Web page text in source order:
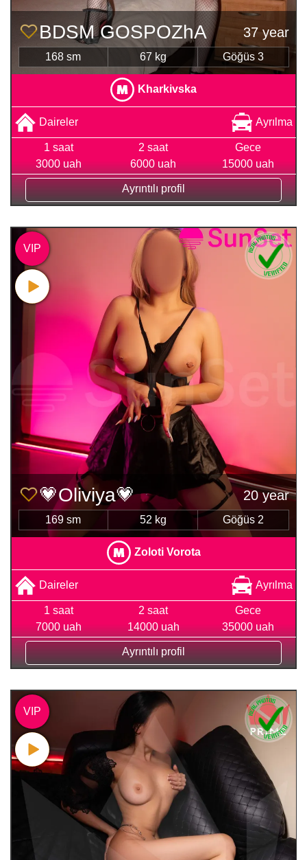
BDSM GOSPOZhA 37 year
168 sm 67 kg Göğüs 3
Kharkivska
Daireler Ayrılma
1 saat
3000 uah
2 saat
6000 uah
Gece
15000 uah
Ayrıntılı profil
💗Oliviya💗 20 year
169 sm 52 kg Göğüs 2
Zoloti Vorota
Daireler Ayrılma
1 saat
7000 uah
2 saat
14000 uah
Gece
35000 uah
Ayrıntılı profil
VIP
VIP